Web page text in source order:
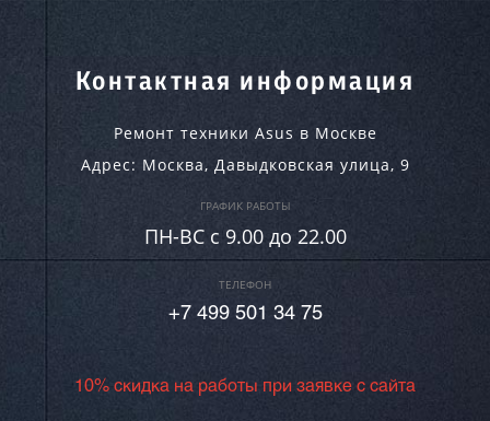
Контактная информация
Ремонт техники Asus в Москве
Адрес: Москва, Давыдковская улица, 9
ГРАФИК РАБОТЫ
ПН-ВC c 9.00 до 22.00
ТЕЛЕФОН
+7 499 501 34 75
10% скидка на работы при заявке с сайта